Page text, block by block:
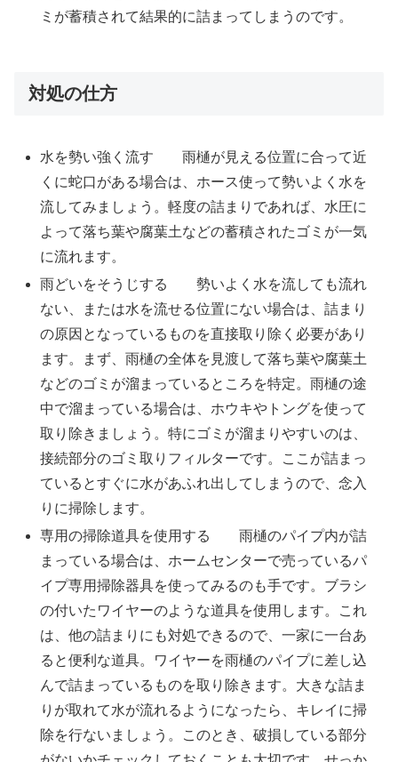
ミが蓄積されて結果的に詰まってしまうのです。
対処の仕方
水を勢い強く流す 雨樋が見える位置に合って近
くに蛇口がある場合は、ホース使って勢いよく水を
流してみましょう。軽度の詰まりであれば、水圧に
よって落ち葉や腐葉土などの蓄積されたゴミが一気
に流れます。
雨どいをそうじする 勢いよく水を流しても流れ
ない、または水を流せる位置にない場合は、詰まり
の原因となっているものを直接取り除く必要があり
ます。まず、雨樋の全体を見渡して落ち葉や腐葉土
などのゴミが溜まっているところを特定。雨樋の途
中で溜まっている場合は、ホウキやトングを使って
取り除きましょう。特にゴミが溜まりやすいのは、
接続部分のゴミ取りフィルターです。ここが詰まっ
ているとすぐに水があふれ出してしまうので、念入
りに掃除します。
専用の掃除道具を使用する 雨樋のパイプ内が詰
まっている場合は、ホームセンターで売っているパ
イプ専用掃除器具を使ってみるのも手です。ブラシ
の付いたワイヤーのような道具を使用します。これ
は、他の詰まりにも対処できるので、一家に一台あ
ると便利な道具。ワイヤーを雨樋のパイプに差し込
んで詰まっているものを取り除きます。大きな詰ま
りが取れて水が流れるようになったら、キレイに掃
除を行ないましょう。このとき、破損している部分